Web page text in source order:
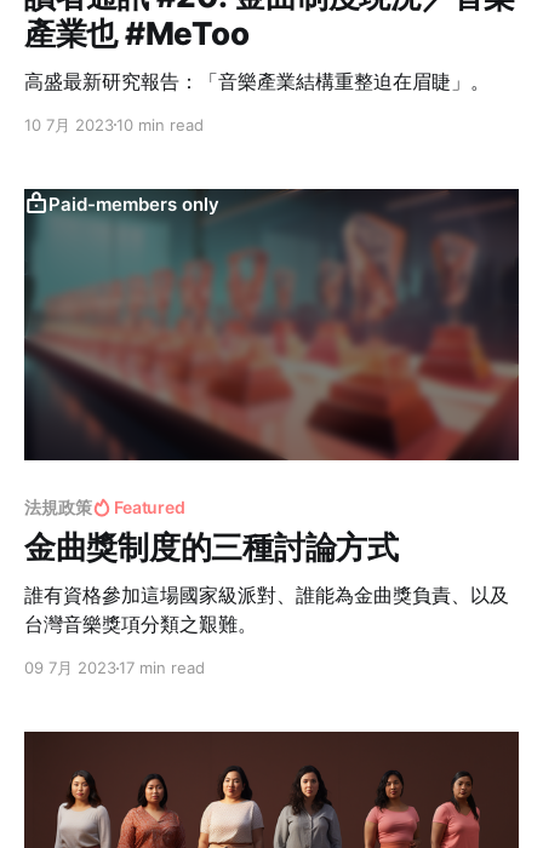
產業也 #MeToo
高盛最新研究報告：「音樂產業結構重整迫在眉睫」。
10 7月 202310 min read
Paid-members only
法規政策 Featured
金曲獎制度的三種討論方式
誰有資格參加這場國家級派對、誰能為金曲獎負責、以及
台灣音樂獎項分類之艱難。
09 7月 202317 min read